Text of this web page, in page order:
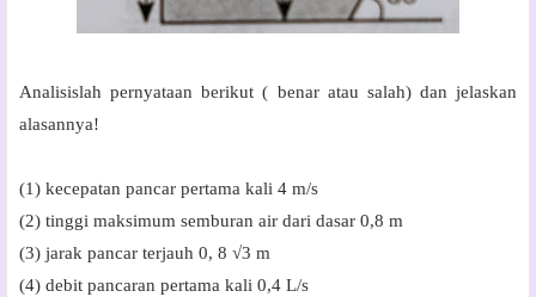
Analisislah pernyataan berikut ( benar atau salah) dan jelaskan
alasannya!
(1) kecepatan pancar pertama kali 4 m/s
(2) tinggi maksimum semburan air dari dasar 0,8 m
(3) jarak pancar terjauh 0, 8 √3 m
(4) debit pancaran pertama kali 0,4 L/s